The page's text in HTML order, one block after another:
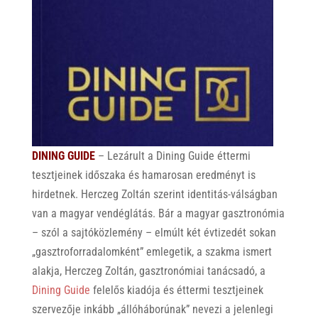
DINING GUIDE– Lezárult a Dining Guide éttermi
tesztjeinek időszaka és hamarosan eredményt is
hirdetnek. Herczeg Zoltán szerint identitás-válságban
van a magyar vendéglátás. Bár a magyar gasztronómia
– szól a sajtóközlemény – elmúlt két évtizedét sokan
„gasztroforradalomként” emlegetik, a szakma ismert
alakja, Herczeg Zoltán, gasztronómiai tanácsadó, a
Dining Guide felelős kiadója és éttermi tesztjeinek
szervezője inkább „állóháborúnak” nevezi a jelenlegi